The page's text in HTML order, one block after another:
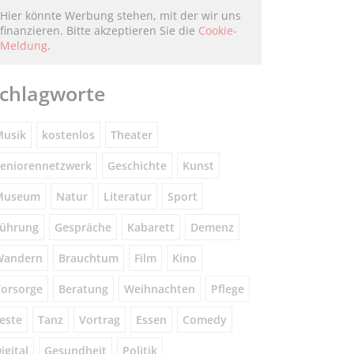
Hier könnte Werbung stehen, mit der wir uns
finanzieren. Bitte akzeptieren Sie die Cookie-
Meldung.
kostenlos Theater
Geschichte Kunst
Natur Literatur Sport
Gespräche Kabarett Demenz
Brauchtum Film Kino
Beratung Weihnachten Pflege
Tanz Vortrag Essen Comedy
Gesundheit Politik